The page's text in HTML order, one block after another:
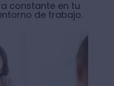
constante en tu
de trabajo.